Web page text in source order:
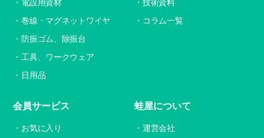
電設用資材
巻線・マグネットワイヤ
防振ゴム、除振台
工具、ワークウェア
日用品
技術資料
コラム一覧
会員サービス
お気に入り
蛙屋について
運営会社